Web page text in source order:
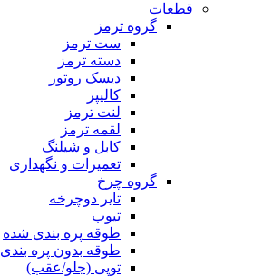
قطعات
گروه ترمز
ست ترمز
دسته ترمز
دیسک روتور
کالیپر
لنت ترمز
لقمه ترمز
کابل و شیلنگ
تعمیرات و نگهداری
گروه چرخ
تایر دوچرخه
تیوب
طوقه پره بندی شده
طوقه بدون پره بندی
توپی (جلو/عقب)